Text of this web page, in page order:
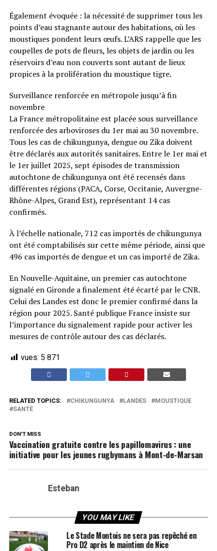
Également évoquée : la nécessité de supprimer tous les
points d’eau stagnante autour des habitations, où les
moustiques pondent leurs œufs. L’ARS rappelle que les
coupelles de pots de fleurs, les objets de jardin ou les
réservoirs d’eau non couverts sont autant de lieux
propices à la prolifération du moustique tigre.
Surveillance renforcée en métropole jusqu’à fin
novembre
La France métropolitaine est placée sous surveillance
renforcée des arboviroses du 1er mai au 30 novembre.
Tous les cas de chikungunya, dengue ou Zika doivent
être déclarés aux autorités sanitaires. Entre le 1er mai et
le 1er juillet 2025, sept épisodes de transmission
autochtone de chikungunya ont été recensés dans
différentes régions (PACA, Corse, Occitanie, Auvergne-
Rhône-Alpes, Grand Est), représentant 14 cas
confirmés.
À l’échelle nationale, 712 cas importés de chikungunya
ont été comptabilisés sur cette même période, ainsi que
496 cas importés de dengue et un cas importé de Zika.
En Nouvelle-Aquitaine, un premier cas autochtone
signalé en Gironde a finalement été écarté par le CNR.
Celui des Landes est donc le premier confirmé dans la
région pour 2025. Santé publique France insiste sur
l’importance du signalement rapide pour activer les
mesures de contrôle autour des cas déclarés.
vues: 5 871
RELATED TOPICS: CHIKUNGUNYA LANDES
MOUSTIQUE
SANTÉ
DON'T MISS
Vaccination gratuite contre les papillomavirus : une
initiative pour les jeunes rugbymans à Mont-de-Marsan
Esteban
YOU MAY LIKE
Le Stade Montois ne sera pas repêché en
Pro D2 après le maintien de Nice